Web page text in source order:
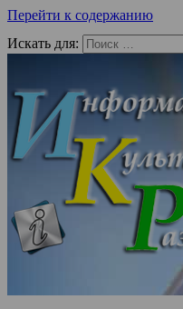
Перейти к содержанию
Искать для: